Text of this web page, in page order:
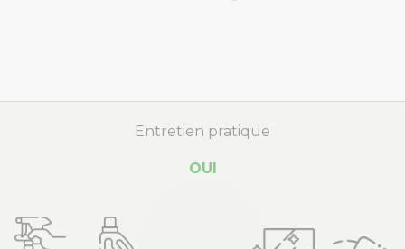
Entretien pratique
OUI